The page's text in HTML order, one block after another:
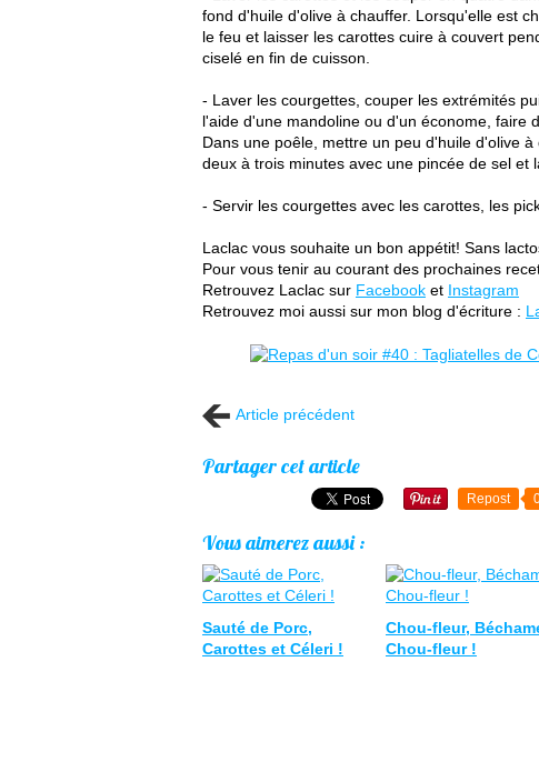
fond d'huile d'olive à chauffer. Lorsqu'elle est
le feu et laisser les carottes cuire à couvert
ciselé en fin de cuisson.
- Laver les courgettes, couper les extrémités
l'aide d'une mandoline ou d'un économe, faire
Dans une poêle, mettre un peu d'huile d'olive
deux à trois minutes avec une pincée de sel et
- Servir les courgettes avec les carottes, les
Laclac vous souhaite un bon appétit! Sans
Pour vous tenir au courant des prochaines
Retrouvez Laclac sur Facebook et Instagram
Retrouvez moi aussi sur mon blog d'écriture :
Article précédent
Partager cet article
Repost
Vous aimerez aussi :
Sauté de Porc,
Carottes et Céleri !
Chou-fleur,
Chou-fleur !